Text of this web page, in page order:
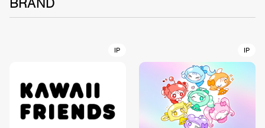
IP IP